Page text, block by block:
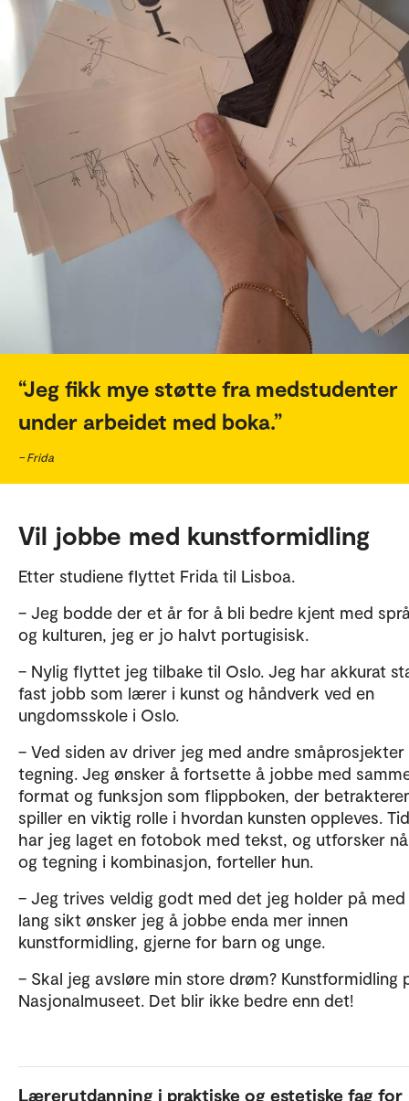
Jeg fikk mye støtte fra medstudenter
under arbeidet med boka.
– Frida
Vil jobbe med kunstformidling
Etter studiene flyttet Frida til Lisboa.
– Jeg bodde der et år for å bli bedre kjent med
og kulturen, jeg er jo halvt portugisisk.
– Nylig flyttet jeg tilbake til Oslo. Jeg har akkurat
fast jobb som lærer i kunst og håndverk ved en
ungdomsskole i Oslo.
– Ved siden av driver jeg med andre småprosjekter
tegning. Jeg ønsker å fortsette å jobbe med
format og funksjon som flippboken, der
spiller en viktig rolle i hvordan kunsten oppleves.
har jeg laget en fotobok med tekst, og utforsker
og tegning i kombinasjon, forteller hun.
– Jeg trives veldig godt med det jeg holder på med
lang sikt ønsker jeg å jobbe enda mer innen
kunstformidling, gjerne for barn og unge.
– Skal jeg avsløre min store drøm? Kunstformidling
Nasjonalmuseet. Det blir ikke bedre enn det!
Lærerutdanning i praktiske og estetiske fag for